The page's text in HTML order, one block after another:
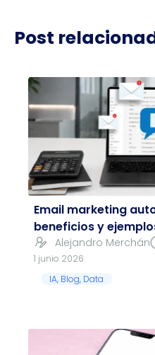
Post
Email marketing
beneficios y
Alejandro Merchán
1 junio 2026
IA, Blog, Data